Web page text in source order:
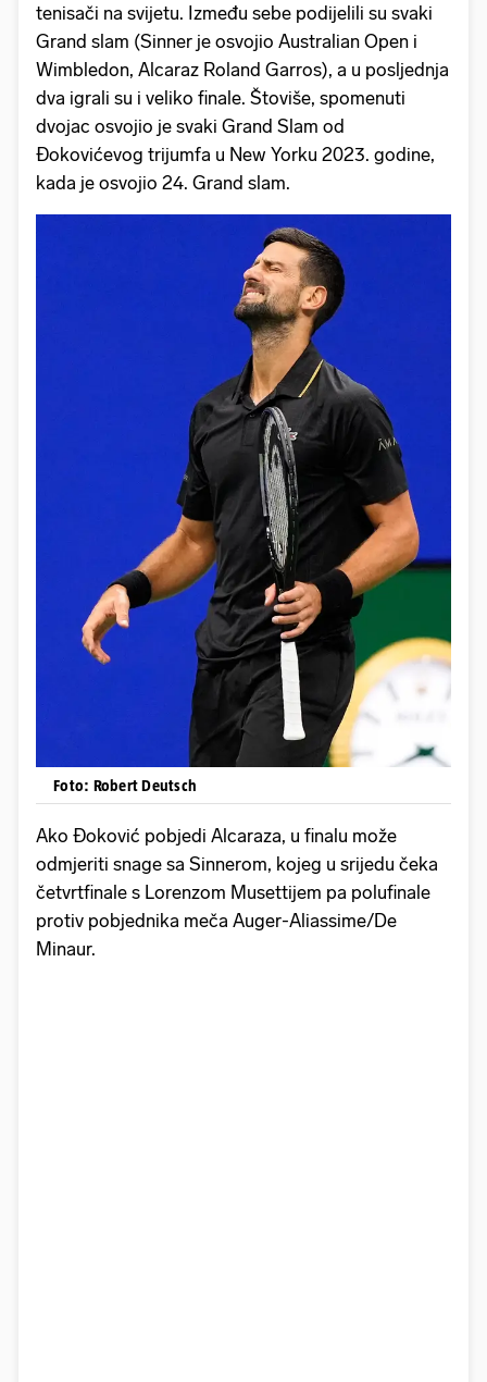
tenisači na svijetu. Između sebe podijelili su svaki
Grand slam (Sinner je osvojio Australian Open i
Wimbledon, Alcaraz Roland Garros), a u posljednja
dva igrali su i veliko finale. Štoviše, spomenuti
dvojac osvojio je svaki Grand Slam od
Đokovićevog trijumfa u New Yorku 2023. godine,
kada je osvojio 24. Grand slam.
Foto: Robert Deutsch
Ako Đoković pobjedi Alcaraza, u finalu može
odmjeriti snage sa Sinnerom, kojeg u srijedu čeka
četvrtfinale s Lorenzom Musettijem pa polufinale
protiv pobjednika meča Auger-Aliassime/De
Minaur.